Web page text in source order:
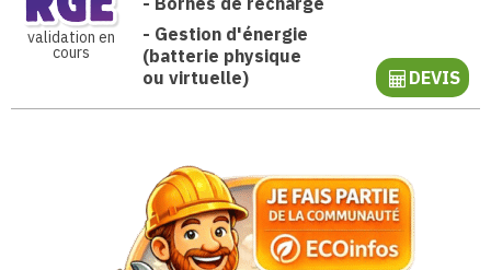
validation en
cours
- Gestion d'énergie
(batterie physique
ou virtuelle)
DEVIS